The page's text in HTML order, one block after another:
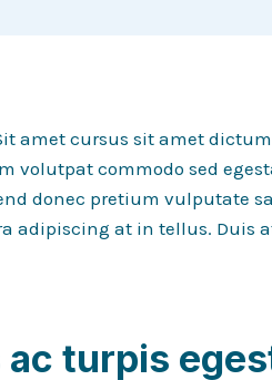
amet cursus sit amet
volutpat commodo sed
donec pretium vulputate
adipiscing at in tellus. Duis
ac turpis